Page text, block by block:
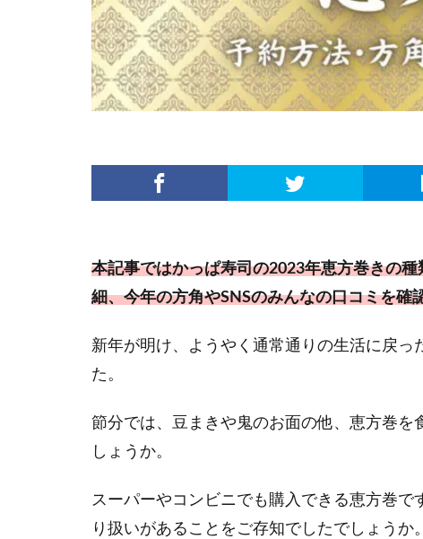
本記事ではかっぱ寿司の2023年恵方巻きの
細、今年の方角やSNSのみんなの口コミを確
新年が明け、ようやく通常通りの生活に戻
た。
節分では、豆まきや鬼のお面の他、恵方巻
しょうか。
スーパーやコンビニでも購入できる恵方巻
り扱いがあることをご存知でしたでしょうか。